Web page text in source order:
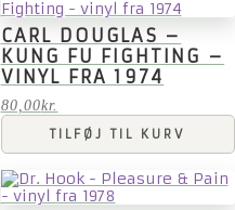
CARL DOUGLAS –
KUNG FU FIGHTING –
VINYL FRA 1974
80,00kr.
TILFØJ TIL KURV